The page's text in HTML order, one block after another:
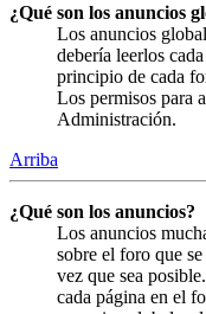
¿Qué son los anuncios
Los anuncios
debería leerlos
principio de cada
Los permisos para
Administración.
Arriba
¿Qué son los anuncios?
Los anuncios
sobre el foro que
vez que sea
cada página en el